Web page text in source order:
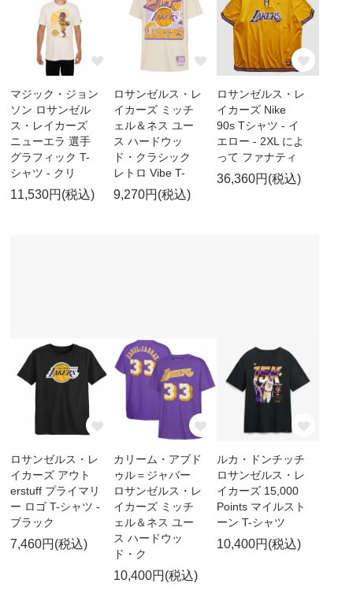
マジック・ジョン
ソン ロサンゼル
ス・レイカーズ
ニューエラ 選手
グラフィック T-
シャツ - クリ
11,530円(税込)
ロサンゼルス・レ
イカーズ ミッチ
ェル＆ネス ユー
ス ハードウッ
ド・クラシック
レトロ Vibe T-
9,270円(税込)
ロサンゼルス・レ
イカーズ Nike
90s Tシャツ - イ
エロー - 2XL によ
って ファナティ
36,360円(税込)
ロサンゼルス・レ
イカーズ アウト
erstuff プライマリ
ー ロゴ T-シャツ -
ブラック
7,460円(税込)
カリーム・アブド
ゥル＝ジャバー
ロサンゼルス・レ
イカーズ ミッチ
ェル＆ネス ユー
ス ハードウッ
ド・ク
10,400円(税込)
ルカ・ドンチッチ
ロサンゼルス・レ
イカーズ 15,000
Points マイルスト
ーン T-シャツ
10,400円(税込)